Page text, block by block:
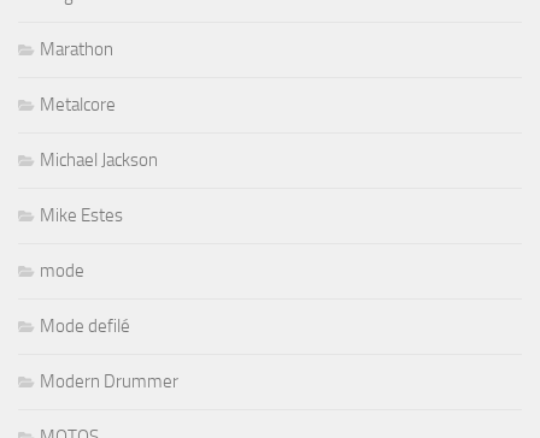
Marathon
Metalcore
Michael Jackson
Mike Estes
mode
Mode defilé
Modern Drummer